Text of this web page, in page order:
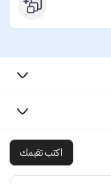
اكتب تقيمك